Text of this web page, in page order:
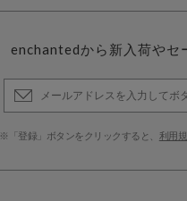
enchantedから新入荷やセ
※「登録」ボタンをクリックすると、 利用